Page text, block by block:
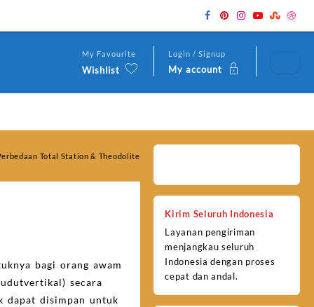
My Favourite
Wishlist
Login / Signup
My account
Total Station & Theodolite
bagi orang awam
secara
dapat disimpan untuk
Kirim Seluruh Indonesia
Layanan pengiriman
menjangkau seluruh
Indonesia dengan proses
cepat dan andal.